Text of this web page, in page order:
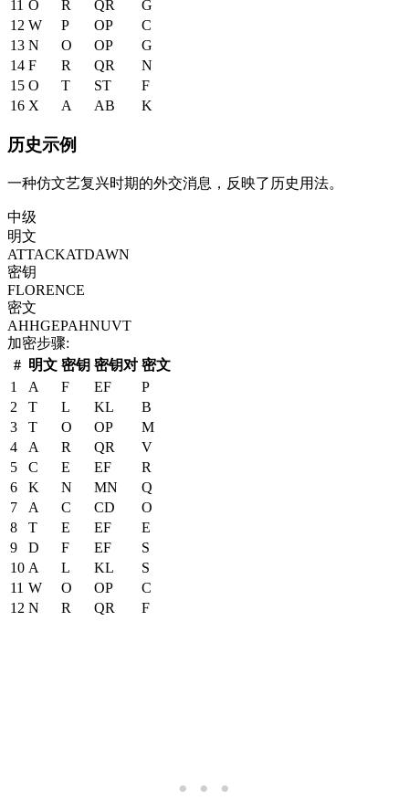
11 O R QR
G
12 W P OP
C
13 N O OP
G
14 F R QR
N
15 O T ST
F
16 X A AB K
历史示例
一种仿文艺复兴时期的外交消息，反映了历史用法。
中级
明文
ATTACKATDAWN
密钥
FLORENCE
密文
AHHGEPAHNUVT
加密步骤:
# 明文 密钥 密钥对 密文
1
A F EF
P
2
T L KL
B
3
T O OP
M
4
A R QR
V
5
C E EF
R
6
K N MN
Q
7
A C CD
O
8
T E EF
E
9
D F EF
S
10 A L KL
S
11 W O OP
C
12 N R QR F